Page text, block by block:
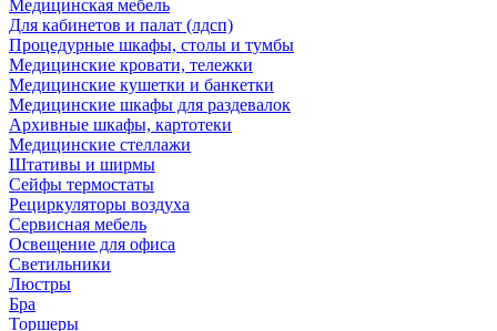
Медицинская мебель
Для кабинетов и палат (лдсп)
Процедурные шкафы, столы и тумбы
Медицинские кровати, тележки
Медицинские кушетки и банкетки
Медицинские шкафы для раздевалок
Архивные шкафы, картотеки
Медицинские стеллажи
Штативы и ширмы
Сейфы термостаты
Рециркуляторы воздуха
Сервисная мебель
Освещение для офиса
Светильники
Люстры
Бра
Торшеры